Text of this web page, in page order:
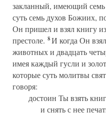
закланный, имеющий семь
суть семь духов Божиих,
Он пришел и взял книгу
престоле. 8И когда Он
животных и двадцать
имея каждый гусли и
которые суть молитвы
говоря:
достоин Ты взять
и снять с нее